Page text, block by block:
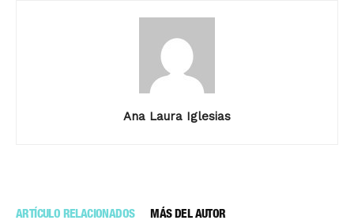
Ana Laura Iglesias
ARTÍCULO RELACIONADOS MÁS DEL AUTOR